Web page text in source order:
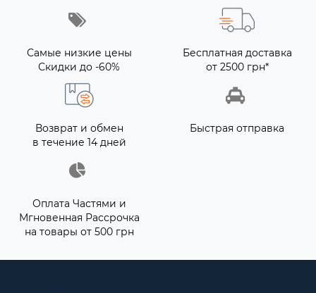
Самые низкие цены
Скидки до -60%
Бесплатная доставка
от 2500 грн*
Возврат и обмен
в течение 14 дней
Быстрая отправка
Оплата Частями и
Мгновенная Рассрочка
на товары от 500 грн